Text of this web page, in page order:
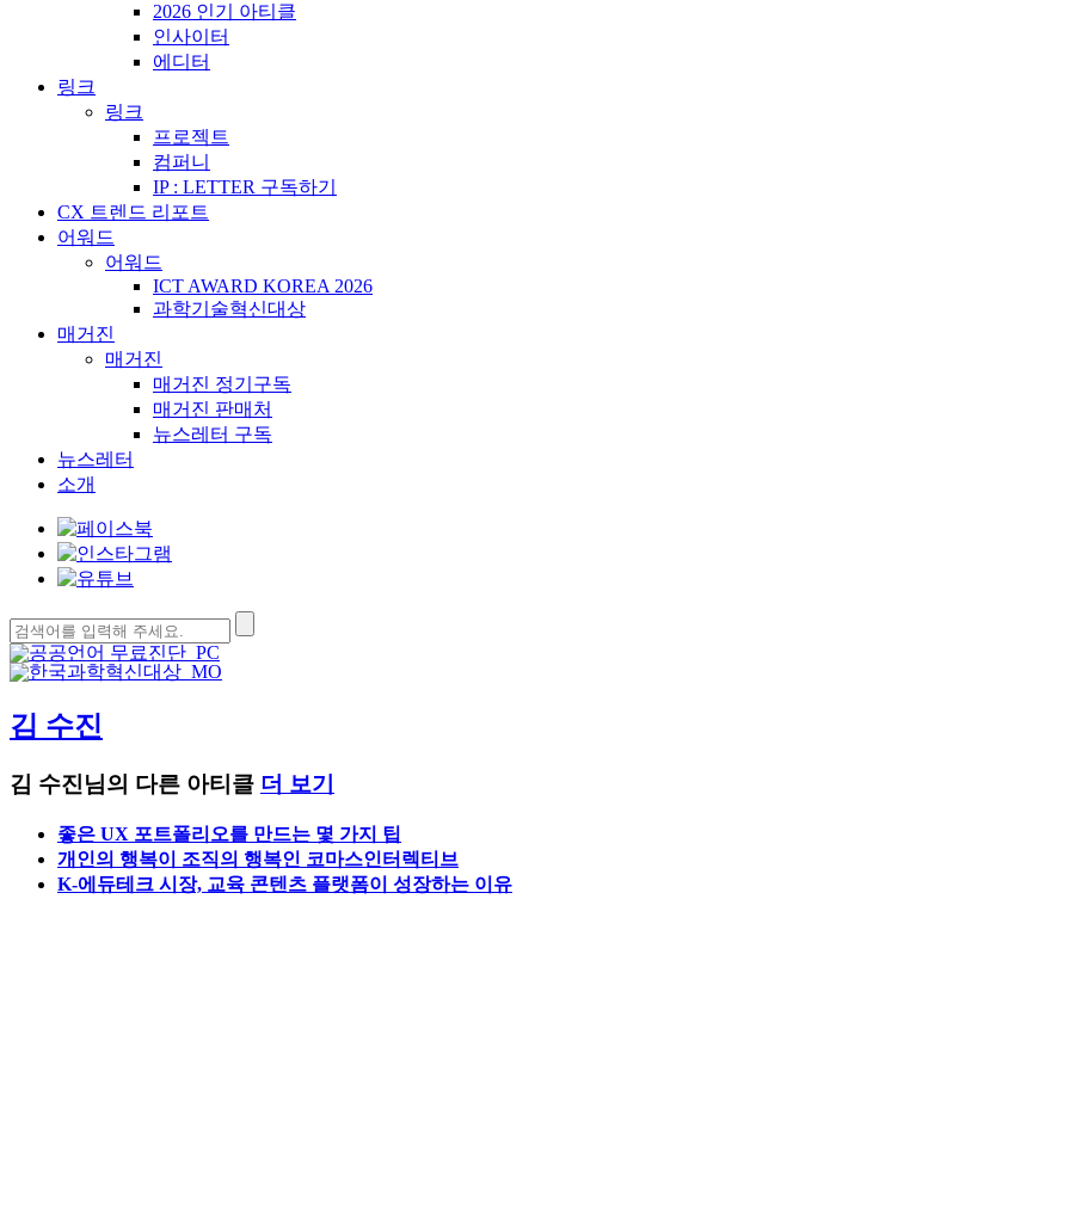
2026 인기 아티클
인사이터
에디터
링크
링크
프로젝트
컴퍼니
IP : LETTER 구독하기
CX 트렌드 리포트
어워드
어워드
ICT AWARD KOREA 2026
과학기술혁신대상
매거진
매거진
매거진 정기구독
매거진 판매처
뉴스레터 구독
뉴스레터
소개
검
색:
김 수진